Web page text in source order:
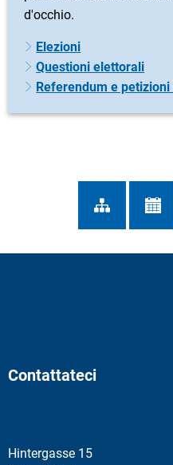
d'occhio.
Elezioni
Questioni elettorali
Referendum e
Contattateci
Hintergasse 15